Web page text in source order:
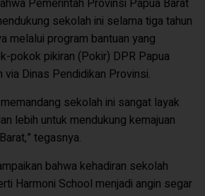
Pemerintah Provinsi Papua Barat
sekolah ini selama tiga tahun
melalui program bantuan yang
pokok pikiran (Pokir) DPR Papua
via Dinas Pendidikan Provinsi.
sekolah ini sangat layak
lebih untuk mendukung kemajuan
tegasnya.
bahwa kehadiran sekolah
Harmoni School menjadi angin segar